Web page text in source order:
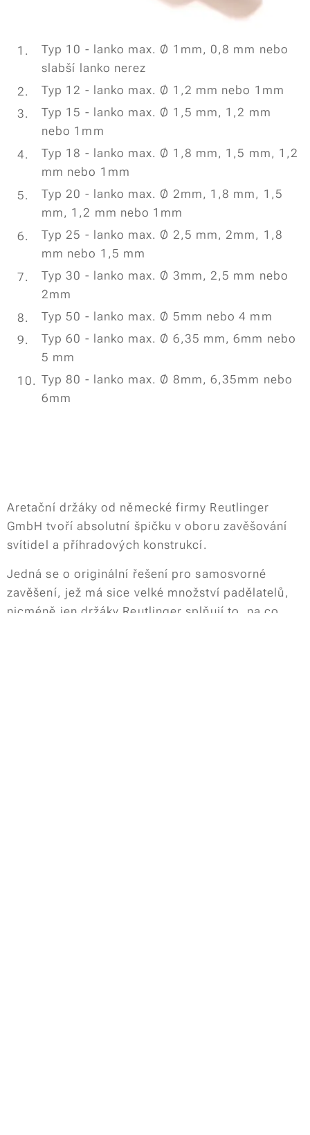
Typ 10 - lanko max. Ø 1mm, 0,8 mm nebo
slabší lanko nerez
Typ 12 - lanko max. Ø 1,2 mm nebo 1mm
Typ 15 - lanko max. Ø 1,5 mm, 1,2 mm
nebo 1mm
Typ 18 - lanko max. Ø 1,8 mm, 1,5 mm, 1,2
mm nebo 1mm
Typ 20 - lanko max. Ø 2mm, 1,8 mm, 1,5
mm, 1,2 mm nebo 1mm
Typ 25 - lanko max. Ø 2,5 mm, 2mm, 1,8
mm nebo 1,5 mm
Typ 30 - lanko max. Ø 3mm, 2,5 mm nebo
2mm
Typ 50 - lanko max. Ø 5mm nebo 4 mm
Typ 60 - lanko max. Ø 6,35 mm, 6mm nebo
5 mm
Typ 80 - lanko max. Ø 8mm, 6,35mm nebo
6mm
Aretační držáky od německé firmy Reutlinger
GmbH tvoří absolutní špičku v oboru zavěšování
svítidel a příhradových konstrukcí.
Jedná se o originální řešení pro samosvorné
zavěšení, jež má sice velké množství padělatelů,
nicméně jen držáky Reutlinger splňují to, na co